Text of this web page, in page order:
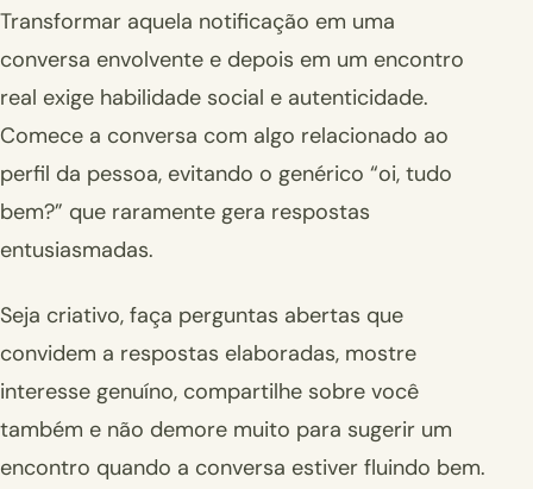
Transformar aquela notificação em uma
conversa envolvente e depois em um encontro
real exige habilidade social e autenticidade.
Comece a conversa com algo relacionado ao
perfil da pessoa, evitando o genérico “oi, tudo
bem?” que raramente gera respostas
entusiasmadas.
Seja criativo, faça perguntas abertas que
convidem a respostas elaboradas, mostre
interesse genuíno, compartilhe sobre você
também e não demore muito para sugerir um
encontro quando a conversa estiver fluindo bem.